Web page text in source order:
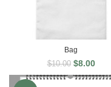
Bag
$10.00 $8.00